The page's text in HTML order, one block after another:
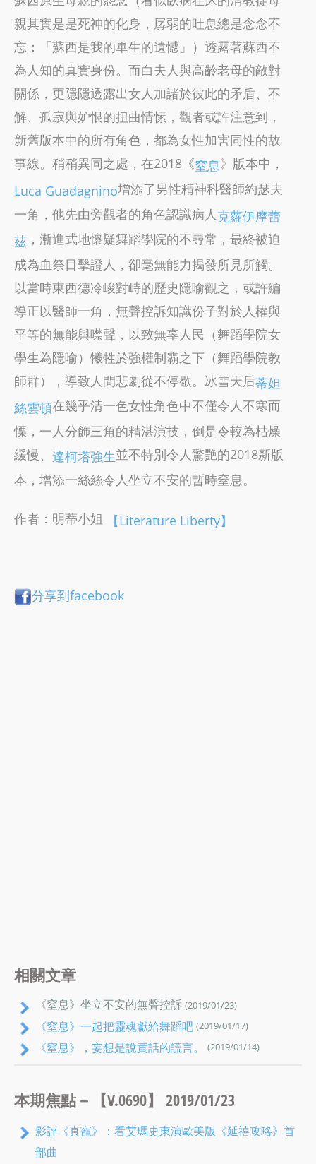
親其實是是死神的化身，孱弱的吐息總是念念不
忘：「蘇西是我的畢生的遺憾」）透露著蘇西不
為人知的真實身份。而白夫人與高齡老母的敵對
關係，更隱隱透露出女人加諸於彼此的矛盾、不
解、孤寂與妒恨的扭曲情愫，觀者或許注意到，
新舊版本中的所有角色，都為女性加害同性的故
事線。稍稍異同之處，在2018《窒息》版本中，
Luca Guadagnino增添了男性精神科醫師約瑟夫
一角，他先由旁觀者的角色認識病人 克蘿伊摩蕾
茲 ，漸進式地懷疑舞蹈學院的不尋常，最終被迫
成為血祭目擊證人，卻毫無能力揭發所見所觸。
以當時東西德冷峻對峙的歷史隱喻觀之，或許編
導正以醫師一角，無聲控訴知識份子對於人權與
平等的無能與噤聲，以致無辜人民（舞蹈學院女
學生為隱喻）犧牲於強權制霸之下（舞蹈學院教
師群），導致人間悲劇從不停歇。冰雪天后蒂妲
絲雲頓在幾乎清一色女性角色中不僅令人不寒而
慄，一人分飾三角的精湛演技，倒是令較為枯燥
緩慢、 達柯塔強生並不特別令人驚艷的2018新版
本，增添一絲絲令人坐立不安的暫時窒息。
作者：明蒂小姐 【Literature Liberty】
分享到facebook
相關文章
《窒息》坐立不安的無聲控訴 (2019/01/23)
《窒息》一起把靈魂獻給舞蹈吧 (2019/01/17)
《窒息》，妄想是說實話的謊言。 (2019/01/14)
本期焦點－【V.0690】 2019/01/23
影評《真寵》：看艾瑪史東演歐美版《延禧攻略》首
部曲